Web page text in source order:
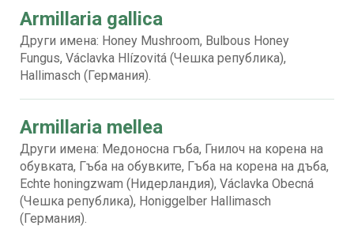
Armillaria gallica
Други имена: Honey Mushroom, Bulbous Honey
Fungus, Václavka Hlízovitá (Чешка република),
Hallimasch (Германия).
Armillaria mellea
Други имена: Медоносна гъба, Гнилоч на корена на
обувката, Гъба на обувките, Гъба на корена на дъба,
Echte honingzwam (Нидерландия), Václavka Obecná
(Чешка република), Honiggelber Hallimasch
(Германия).